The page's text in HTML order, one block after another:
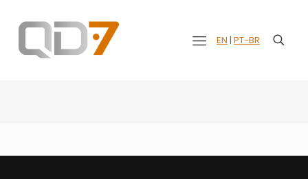
EN | PT-BR